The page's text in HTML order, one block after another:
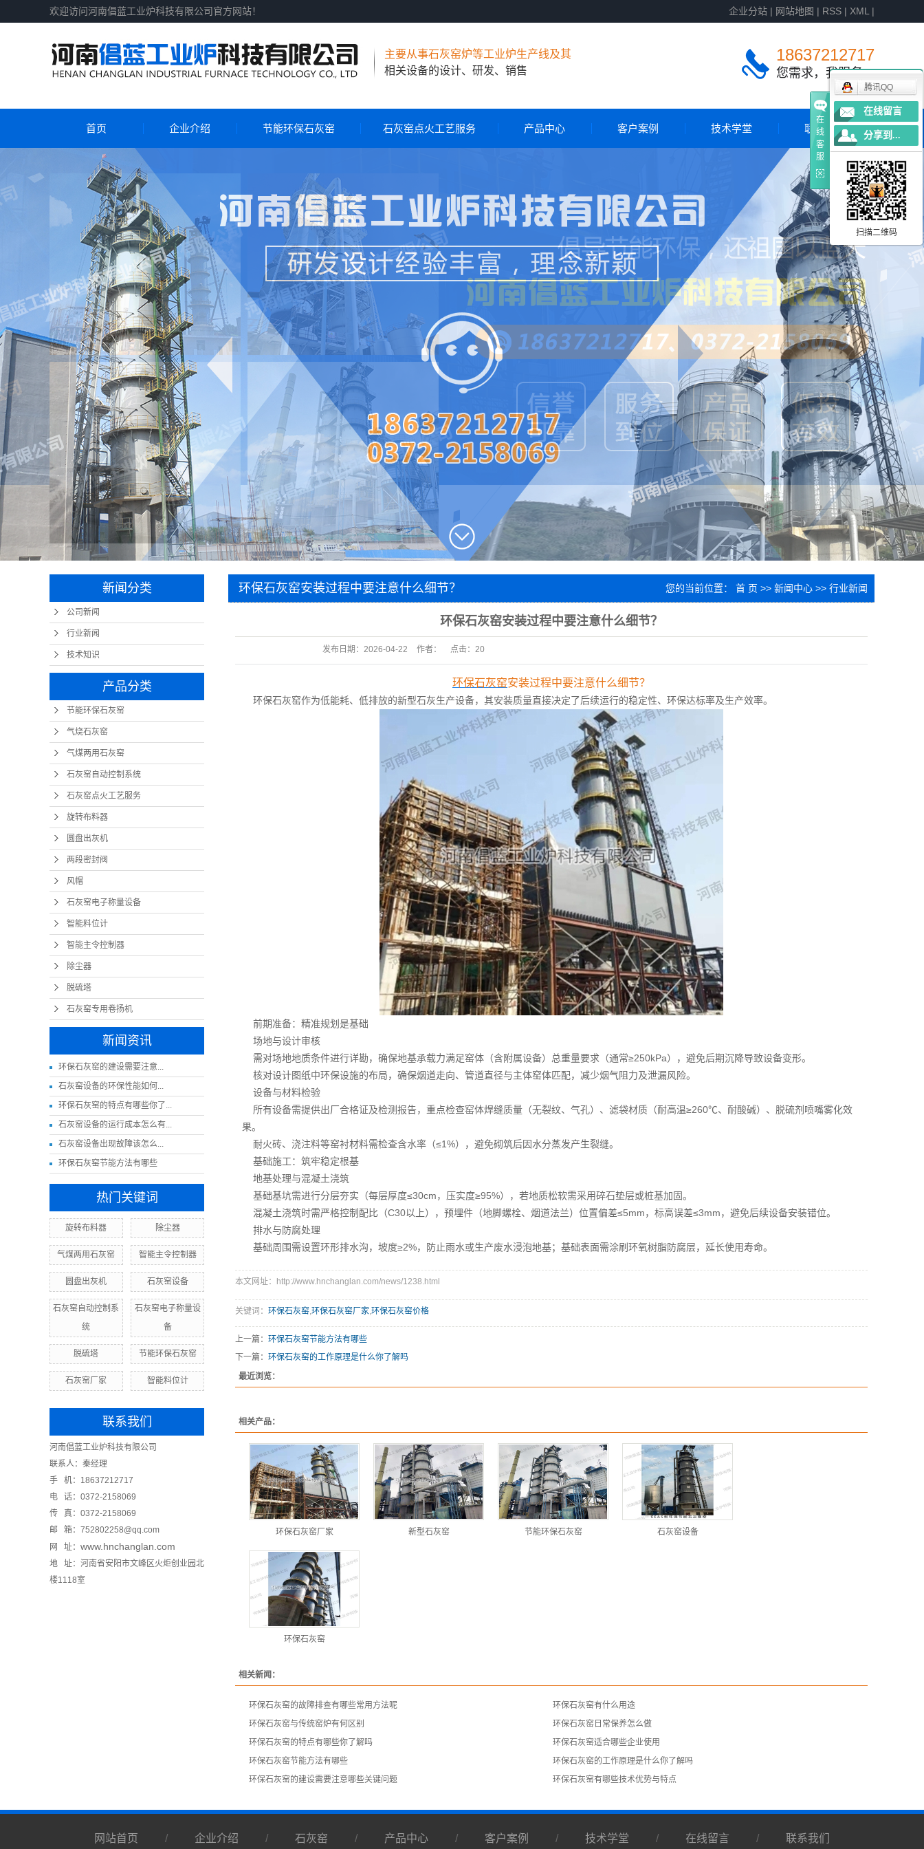
欢迎访问河南倡蓝工业炉科技有限公司官方网站！ 企业分站 | 网站地图 | RSS | XML |
主要从事石灰窑炉等工业炉生产线及其
相关设备的设计、研发、销售
18637212717
您需求，我服务
首页 企业介绍 节能环保石灰窑 石灰窑点火工艺服务 产品中心
气煤两用石灰窑
石灰窑自动控制系统
石灰窑点火工艺服务
旋转布料器
两段密封阀
石灰窑电子称量设备
智能料位计
智能主令控制器
除尘器
脱硫塔
石灰窑专用卷扬机
客户案例 技术学堂 联系我们
2 3
新闻分类
公司新闻
行业新闻
技术知识
产品分类
节能环保石灰窑
气烧石灰窑
气煤两用石灰窑
石灰窑自动控制系统
石灰窑点火工艺服务
旋转布料器
圆盘出灰机
两段密封阀
风帽
石灰窑电子称量设备
智能料位计
智能主令控制器
除尘器
脱硫塔
石灰窑专用卷扬机
新闻资讯
​环保石灰窑的建设需要注意...
​石灰窑设备的环保性能如何...
环保石灰窑的特点有哪些你了...
石灰窑设备的运行成本怎么有...
​石灰窑设备出现故障该怎么...
环保石灰窑节能方法有哪些
热门关键词
旋转布料器 除尘器
气煤两用石灰窑 智能主令控制器
圆盘出灰机 石灰窑设备
石灰窑自动控制系
统
石灰窑电子称量设
备
脱硫塔 节能环保石灰窑
石灰窑厂家 智能料位计
联系我们
河南倡蓝工业炉科技有限公司
联系人：秦经理
手 机：18637212717
电 话：0372-2158069
传 真：0372-2158069
邮 箱：752802258@qq.com
网 址： www.hnchanglan.com
地 址：河南省安阳市文峰区火炬创业园北
楼1118室
环保石灰窑安装过程中要注意什么细节？ 您的当前位置： 首 页 >> 新闻中心 >> 行业新闻
环保石灰窑安装过程中要注意什么细节？
发布日期： 2026-04-22 作者： 点击： 20
环保石灰窑安装过程中要注意什么细节？
环保石灰窑作为低能耗、低排放的新型石灰生产设备，其安装质量直接决定了后续运行的稳定性、环保达标率及生产效率。
前期准备：精准规划是基础
场地与设计审核
需对场地地质条件进行详勘，确保地基承载力满足窑体（含附属设备）总重量要求（通常≥250kPa），避免后期沉降导致设备变形。
核对设计图纸中环保设施的布局，确保烟道走向、管道直径与主体窑体匹配，减少烟气阻力及泄漏风险。
设备与材料检验
所有设备需提供出厂合格证及检测报告，重点检查窑体焊缝质量（无裂纹、气孔）、滤袋材质（耐高温≥260℃、耐酸碱）、脱硫剂喷嘴雾化效
果。
耐火砖、浇注料等窑衬材料需检查含水率（≤1%），避免砌筑后因水分蒸发产生裂缝。
基础施工：筑牢稳定根基
地基处理与混凝土浇筑
基础基坑需进行分层夯实（每层厚度≤30cm，压实度≥95%），若地质松软需采用碎石垫层或桩基加固。
混凝土浇筑时需严格控制配比（C30以上），预埋件（地脚螺栓、烟道法兰）位置偏差≤5mm，标高误差≤3mm，避免后续设备安装错位。
排水与防腐处理
基础周围需设置环形排水沟，坡度≥2%，防止雨水或生产废水浸泡地基；基础表面需涂刷环氧树脂防腐层，延长使用寿命。
本文网址：http://www.hnchanglan.com/news/1238.html
关键词： 环保石灰窑,环保石灰窑厂家,环保石灰窑价格
上一篇： 环保石灰窑节能方法有哪些
下一篇： 环保石灰窑的工作原理是什么你了解吗
最近浏览：
相关产品：
环保石灰窑厂家 新型石灰窑 节能环保石灰窑 石灰窑设备
环保石灰窑
相关新闻：
​环保石灰窑的故障排查有哪些常用方法呢
​环保石灰窑有什么用途
环保石灰窑与传统窑炉有何区别
​环保石灰窑日常保养怎么做
环保石灰窑的特点有哪些你了解吗
​环保石灰窑适合哪些企业使用
环保石灰窑节能方法有哪些
环保石灰窑的工作原理是什么你了解吗
​环保石灰窑的建设需要注意哪些关键问题
​环保石灰窑有哪些技术优势与特点
网站首页 / 企业介绍 / 石灰窑 / 产品中心 / 客户案例 / 技术学堂 / 在线留言 / 联系我们
在
线
客
服
腾讯QQ
在线留言
分享到...
扫描二维码